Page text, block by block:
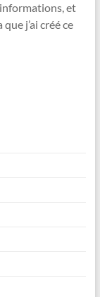
et
j’ai créé ce